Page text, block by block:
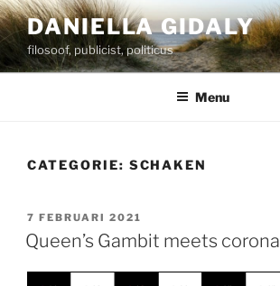
Ga
naar
de
inhoud
DANIELLA GIDALY
filosoof, publicist, politicus
Menu
CATEGORIE: SCHAKEN
GEPLAATST
OP
7 FEBRUARI 2021
Queen’s Gambit meets corona